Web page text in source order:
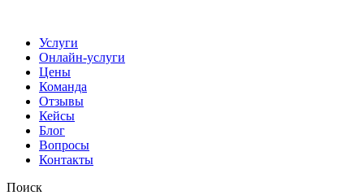
Услуги
Онлайн-услуги
Цены
Команда
Отзывы
Кейсы
Блог
Вопросы
Контакты
Поиск